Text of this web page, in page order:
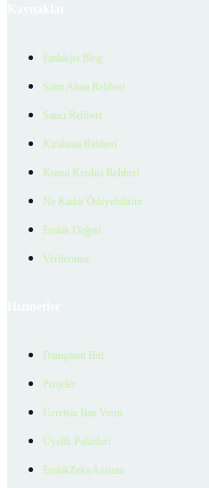
Emlakjet Blog
Satın Alma Rehberi
Satıcı Rehberi
Kiralama Rehberi
Konut Kredisi Rehberi
Ne Kadar Ödeyebilirim
Emlak Değeri
Verilerimiz
Danışman Bul
Projeler
Ücretsiz İlan Verin
Üyelik Paketleri
EmlakZeka Asistan